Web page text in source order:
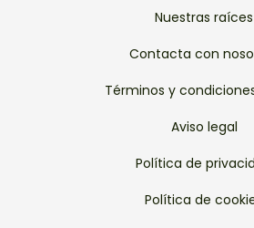
Nuestras raíces
Contacta con
Términos y
Aviso legal
Política de
Política de